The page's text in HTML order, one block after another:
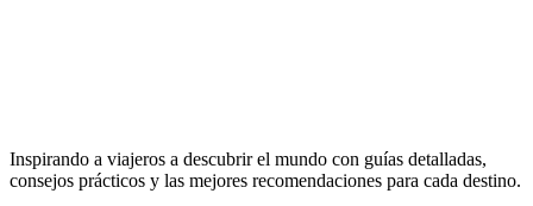
Inspirando a viajeros a descubrir el mundo con guías detalladas,
consejos prácticos y las mejores recomendaciones para cada destino.